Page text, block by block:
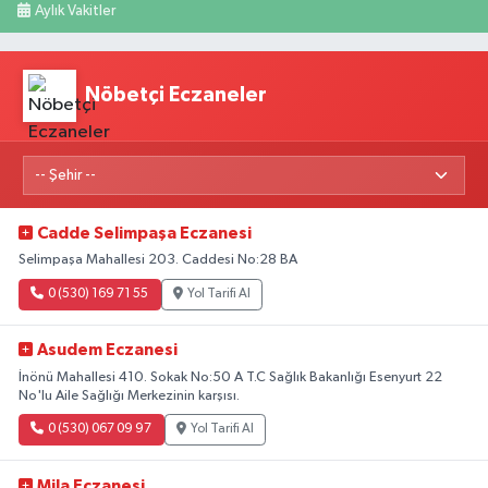
Aylık Vakitler
Nöbetçi Eczaneler
Cadde Selimpaşa Eczanesi
Selimpaşa Mahallesi 203. Caddesi No:28 BA
0 (530) 169 71 55 Yol Tarifi Al
Asudem Eczanesi
İnönü Mahallesi 410. Sokak No:50 A T.C Sağlık Bakanlığı Esenyurt 22
No'lu Aile Sağlığı Merkezinin karşısı.
0 (530) 067 09 97 Yol Tarifi Al